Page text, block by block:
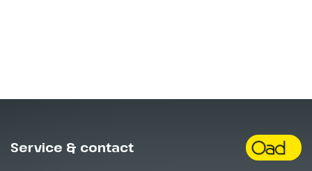
Service & contact